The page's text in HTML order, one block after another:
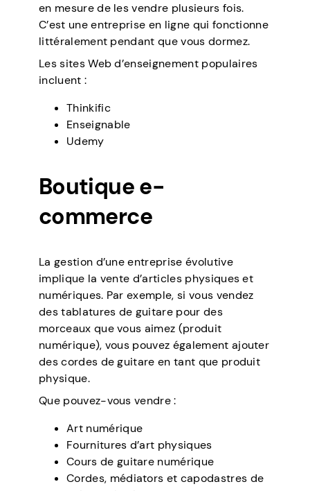
en mesure de les vendre plusieurs fois.
C’est une entreprise en ligne qui fonctionne
littéralement pendant que vous dormez.
Les sites Web d’enseignement populaires
incluent :
Thinkific
Enseignable
Udemy
Boutique e-
commerce
La gestion d’une entreprise évolutive
implique la vente d’articles physiques et
numériques. Par exemple, si vous vendez
des tablatures de guitare pour des
morceaux que vous aimez (produit
numérique), vous pouvez également ajouter
des cordes de guitare en tant que produit
physique.
Que pouvez-vous vendre :
Art numérique
Fournitures d’art physiques
Cours de guitare numérique
Cordes, médiators et capodastres de